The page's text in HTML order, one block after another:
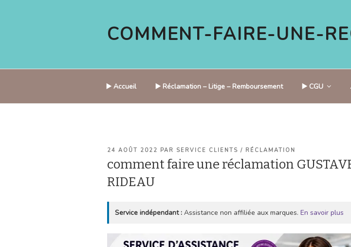
COMMENT-FAIRE-UNE-
▶️ Accueil ▶️ Réclamation – Litige – Remboursement ▶️ CGU
PUBLIÉ
24 AOÛT 2022 PAR SERVICE CLIENTS / RÉCLAMATION
comment faire une réclamation
RIDEAU
Service indépendant : Assistance non affiliée aux marques. En savoir plus